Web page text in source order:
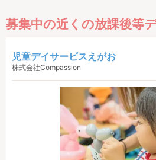
募集中の近くの放課後等
児童デイサービスえがお
株式会社Compassion